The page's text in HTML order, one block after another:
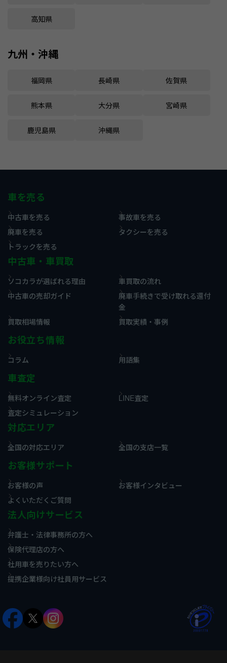
高知県
九州・沖縄
福岡県 長崎県 佐賀県
熊本県 大分県 宮崎県
鹿児島県 沖縄県
車を売る
中古車を売る
事故車を売る
廃車を売る
タクシーを売る
トラックを売る
中古車・車買取
ソコカラが選ばれる理由
車買取の流れ
中古車の売却ガイド
廃車手続きで受け取れる還付
金
買取相場情報
買取実績・事例
お役立ち情報
コラム 用語集
車査定
無料オンライン査定
LINE査定
査定シミュレーション
対応エリア
全国の対応エリア 全国の支店一覧
お客様サポート
お客様の声
お客様インタビュー
よくいただくご質問
法人向けサービス
弁護士・法律事務所の方へ
保険代理店の方へ
社用車を売りたい方へ
提携企業様向け社員用サービス